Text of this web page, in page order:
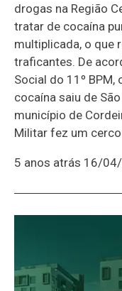
drogas na Região
tratar de cocaína
multiplicada, o que
traficantes. De
Social do 11º
cocaína saiu de
município de
Militar fez um
5 anos atrás 16/